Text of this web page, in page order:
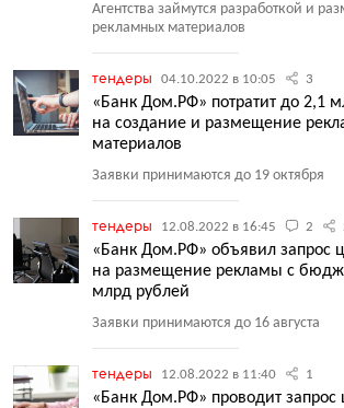
Агентства займутся разработкой и
рекламных материалов
тендеры 04.10.2022 в 10:05 3
«Банк Дом.РФ» потратит до 2,1
на создание и размещение
материалов
Заявки принимаются до 19 октября
тендеры 12.08.2022 в 16:45 2
«Банк Дом.РФ» объявил запрос
на размещение рекламы с
млрд рублей
Заявки принимаются до 16 августа
тендеры 12.08.2022 в 11:40 1
«Банк Дом.РФ» проводит запрос